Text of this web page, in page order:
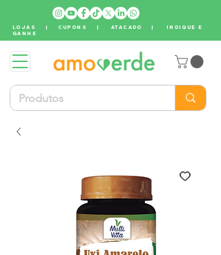
LOJAS | CUPONS |ATACADO | INDIQUE E
GANHE